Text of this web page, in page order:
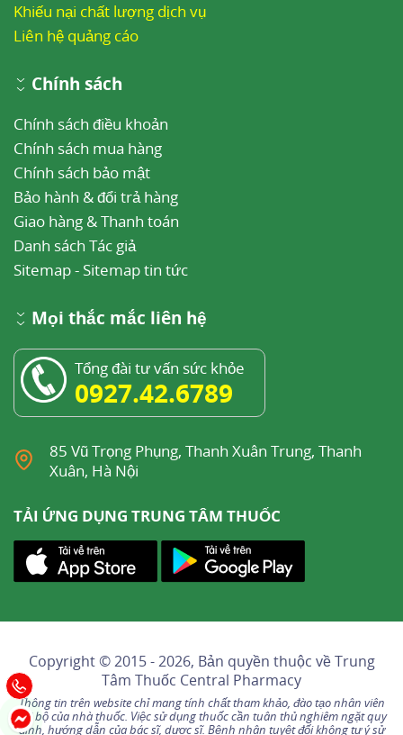
Khiếu nại chất lượng dịch vụ
Liên hệ quảng cáo
Chính sách
Chính sách điều khoản
Chính sách mua hàng
Chính sách bảo mật
Bảo hành & đổi trả hàng
Giao hàng & Thanh toán
Danh sách Tác giả
Sitemap- Sitemap tin tức
Mọi thắc mắc liên hệ
Tổng đài tư vấn sức khỏe
0927.42.6789
85 Vũ Trọng Phụng, Thanh Xuân Trung, Thanh
Xuân, Hà Nội
TẢI ỨNG DỤNG TRUNG TÂM THUỐC
Copyright © 2015 - 2026, Bản quyền thuộc vềTrung
Tâm Thuốc Central Pharmacy
Thông tin trên website chỉ mang tính chất tham khảo, đào tạo nhân viên
nội bộ của nhà thuốc. Việc sử dụng thuốc cần tuân thủ nghiêm ngặt quy
định, hướng dẫn của bác sĩ, dược sĩ. Bệnh nhân tuyệt đối không tự ý sử